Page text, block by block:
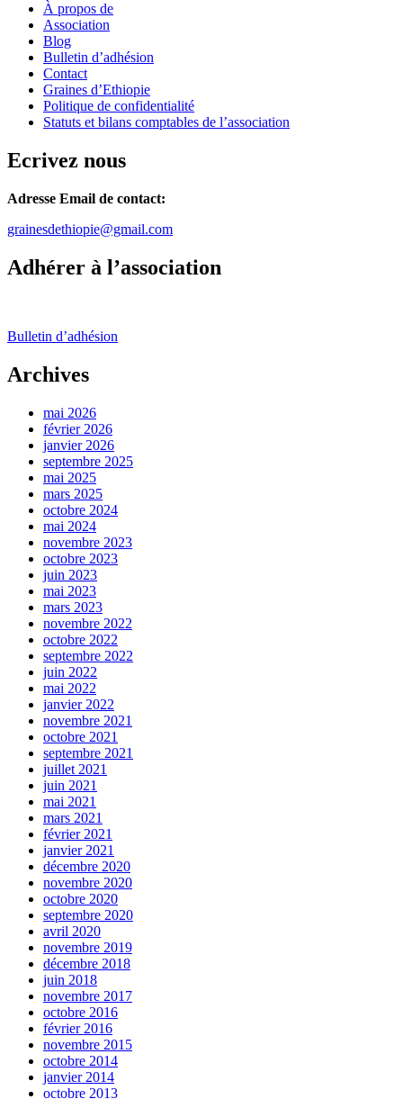
À propos de
Association
Blog
Bulletin d’adhésion
Contact
Graines d’Ethiopie
Politique de confidentialité
Statuts et bilans comptables de l’association
Ecrivez nous
Adresse Email de contact:
grainesdethiopie@gmail.com
Adhérer à l’association
Bulletin d’adhésion
Archives
mai 2026
février 2026
janvier 2026
septembre 2025
mai 2025
mars 2025
octobre 2024
mai 2024
novembre 2023
octobre 2023
juin 2023
mai 2023
mars 2023
novembre 2022
octobre 2022
septembre 2022
juin 2022
mai 2022
janvier 2022
novembre 2021
octobre 2021
septembre 2021
juillet 2021
juin 2021
mai 2021
mars 2021
février 2021
janvier 2021
décembre 2020
novembre 2020
octobre 2020
septembre 2020
avril 2020
novembre 2019
décembre 2018
juin 2018
novembre 2017
octobre 2016
février 2016
novembre 2015
octobre 2014
janvier 2014
octobre 2013